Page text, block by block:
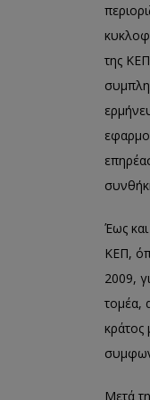
της
Έως
ΚΕΠ,
2009,
τομέα,
κράτος
Μετά